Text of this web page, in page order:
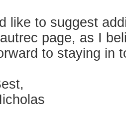
like to suggest
page, as I
to staying in